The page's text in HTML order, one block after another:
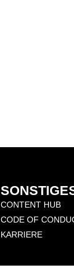
CONTENT HUB
CODE OF
KARRIERE